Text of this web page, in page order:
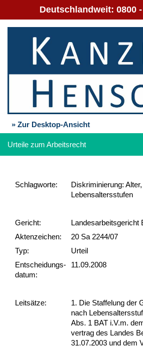
Deutschlandweit: 0800
» Zur Desktop-Ansicht
Urteile zum Arbeitsrecht
Schlag­worte:
Diskriminierung:
Lebensaltersstufen
Gericht:
Landesarbeitsgericht
Akten­zeichen:
20 Sa 2244/07
Typ:
Urteil
Ent­scheid­ungs­
datum:
11.09.2008
Leit­sätze:
1. Die Staf­fe­lung der
nach
Abs. 1 BAT i.V.m.
ver­trag des Lan­des
31.07.2003 und dem